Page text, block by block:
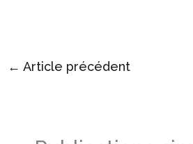
← Article précédent